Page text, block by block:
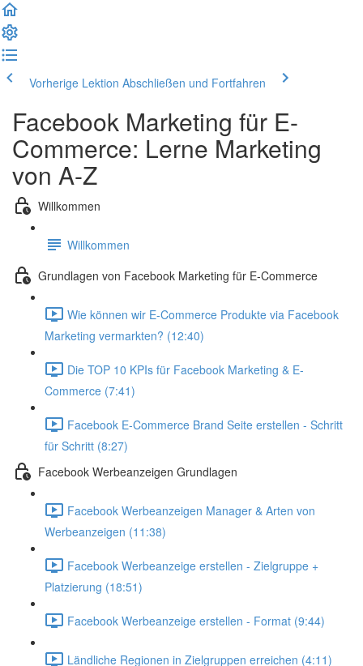
Vorherige Lektion Abschließen und Fortfahren
Facebook Marketing für E-
Commerce: Lerne Marketing
von A-Z
Willkommen
Willkommen
Grundlagen von Facebook Marketing für E-Commerce
Wie können wir E-Commerce Produkte via Facebook
Marketing vermarkten? (12:40)
Die TOP 10 KPIs für Facebook Marketing & E-
Commerce (7:41)
Facebook E-Commerce Brand Seite erstellen - Schritt
für Schritt (8:27)
Facebook Werbeanzeigen Grundlagen
Facebook Werbeanzeigen Manager & Arten von
Werbeanzeigen (11:38)
Facebook Werbeanzeige erstellen - Zielgruppe +
Platzierung (18:51)
Facebook Werbeanzeige erstellen - Format (9:44)
Ländliche Regionen in Zielgruppen erreichen (4:11)